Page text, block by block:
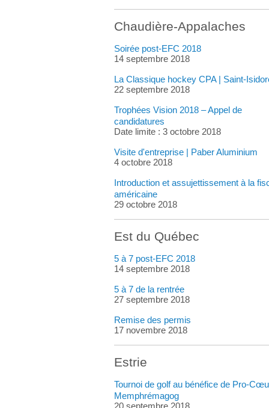
Chaudière-Appalaches
Soirée post-EFC 2018
14 septembre 2018
La Classique hockey CPA | Saint-
22 septembre 2018
Trophées Vision 2018 – Appel de
candidatures
Date limite : 3 octobre 2018
Visite d'entreprise | Paber Aluminium
4 octobre 2018
Introduction et assujettissement à la
américaine
29 octobre 2018
Est du Québec
5 à 7 post-EFC 2018
14 septembre 2018
5 à 7 de la rentrée
27 septembre 2018
Remise des permis
17 novembre 2018
Estrie
Tournoi de golf au bénéfice de Pro-
Memphrémagog
20 septembre 2018